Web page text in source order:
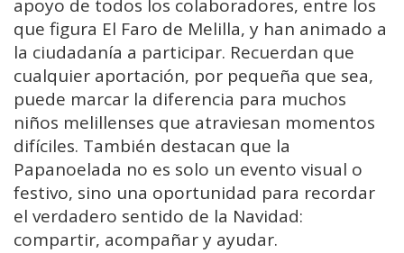
apoyo de todos los colaboradores, entre los
que figura El Faro de Melilla, y han animado a
la ciudadanía a participar. Recuerdan que
cualquier aportación, por pequeña que sea,
puede marcar la diferencia para muchos
niños melillenses que atraviesan momentos
difíciles. También destacan que la
Papanoelada no es solo un evento visual o
festivo, sino una oportunidad para recordar
el verdadero sentido de la Navidad:
compartir, acompañar y ayudar.